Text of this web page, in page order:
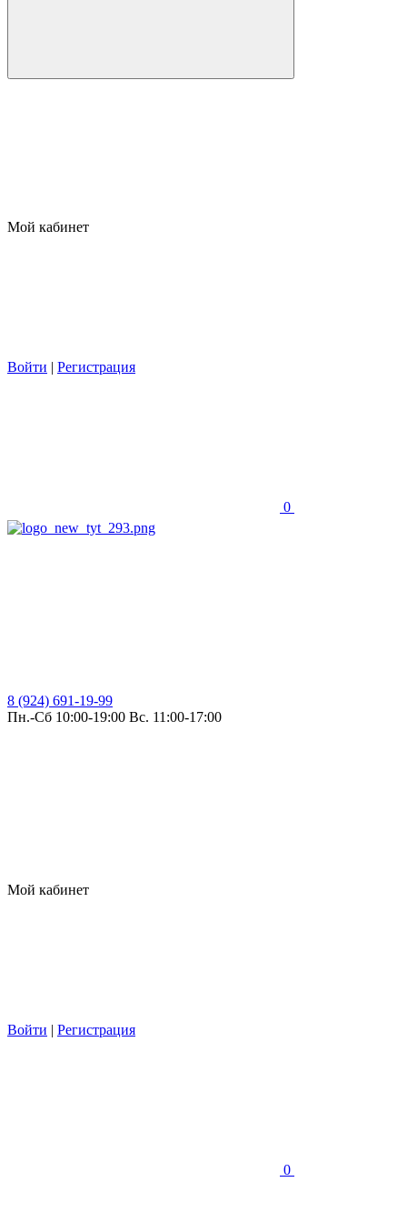
Мой кабинет
Войти | Регистрация
0
8 (924) 691-19-99
Пн.-Сб 10:00-19:00 Вс. 11:00-17:00
Мой кабинет
Войти | Регистрация
0